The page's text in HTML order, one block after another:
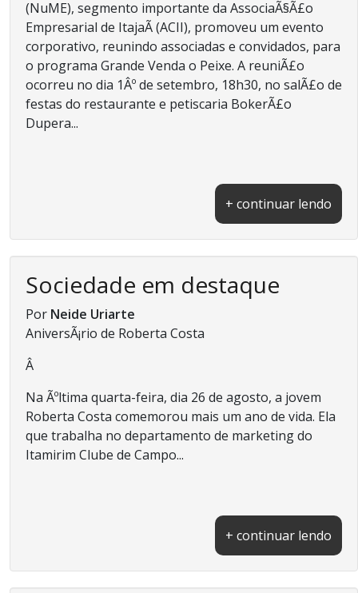
(NuME), segmento importante da AssociaÃ§Ã£o
Empresarial de ItajaÃ­ (ACII), promoveu um evento
corporativo, reunindo associadas e convidados, para
o programa Grande Venda o Peixe. A reuniÃ£o
ocorreu no dia 1Âº de setembro, 18h30, no salÃ£o de
festas do restaurante e petiscaria BokerÃ£o
Dupera...
+ continuar lendo
Sociedade em destaque
Por Neide Uriarte
AniversÃ¡rio de Roberta Costa
Â
Na Ãºltima quarta-feira, dia 26 de agosto, a jovem
Roberta Costa comemorou mais um ano de vida. Ela
que trabalha no departamento de marketing do
Itamirim Clube de Campo...
+ continuar lendo